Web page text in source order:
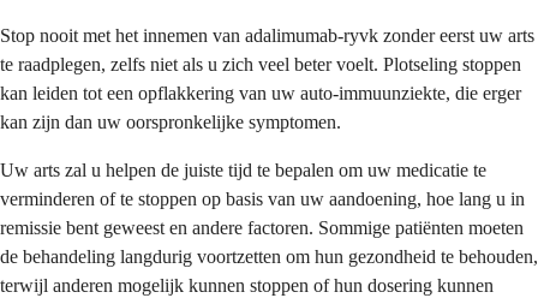
Stop nooit met het innemen van adalimumab-ryvk zonder eerst uw arts
te raadplegen, zelfs niet als u zich veel beter voelt. Plotseling stoppen
kan leiden tot een opflakkering van uw auto-immuunziekte, die erger
kan zijn dan uw oorspronkelijke symptomen.
Uw arts zal u helpen de juiste tijd te bepalen om uw medicatie te
verminderen of te stoppen op basis van uw aandoening, hoe lang u in
remissie bent geweest en andere factoren. Sommige patiënten moeten
de behandeling langdurig voortzetten om hun gezondheid te behouden,
terwijl anderen mogelijk kunnen stoppen of hun dosering kunnen